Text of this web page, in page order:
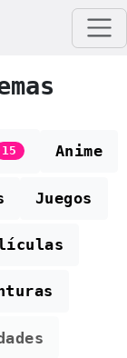
15 Anime
Juegos